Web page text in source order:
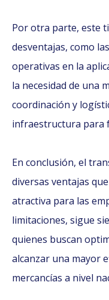
Por otra parte, este
desventajas, como
operativas en la
la necesidad de una
coordinación y
infraestructura para
En conclusión, el
diversas ventajas
atractiva para las
limitaciones, sigue
quienes buscan
alcanzar una mayor
mercancías a nivel